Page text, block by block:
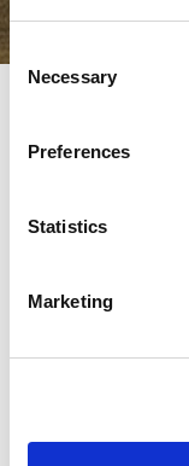
Consent
Selection
Necessary
Preferences
Statistics
Marketing
Die All-
Steigern Sie die
erfahrene
Maschinenmodelle